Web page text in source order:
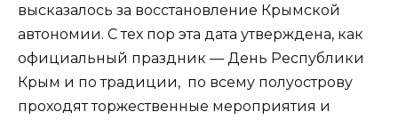
высказалось за восстановление Крымской
автономии. С тех пор эта дата утверждена, как
официальный праздник — День Республики
Крым и по традиции, по всему полуострову
проходят торжественные мероприятия и